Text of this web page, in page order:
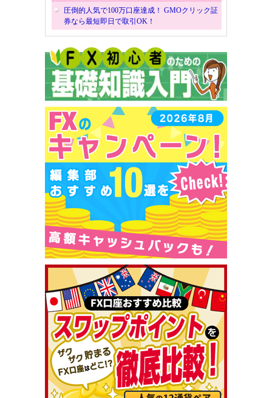
圧倒的人気で100万口座達成！ GMOクリック証
券なら最短即日で取引OK！